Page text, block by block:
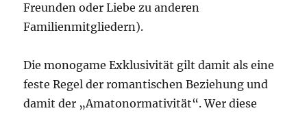
Freunden oder Liebe zu anderen
Familienmitgliedern).
Die monogame Exklusivität gilt damit als eine
feste Regel der romantischen Beziehung und
damit der „Amatonormativität“. Wer diese